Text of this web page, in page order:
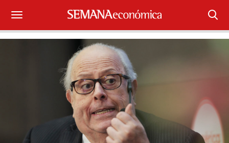
Suscríbase
Iniciar sesión
¿Qué está pasando?
Sectores y Empresas